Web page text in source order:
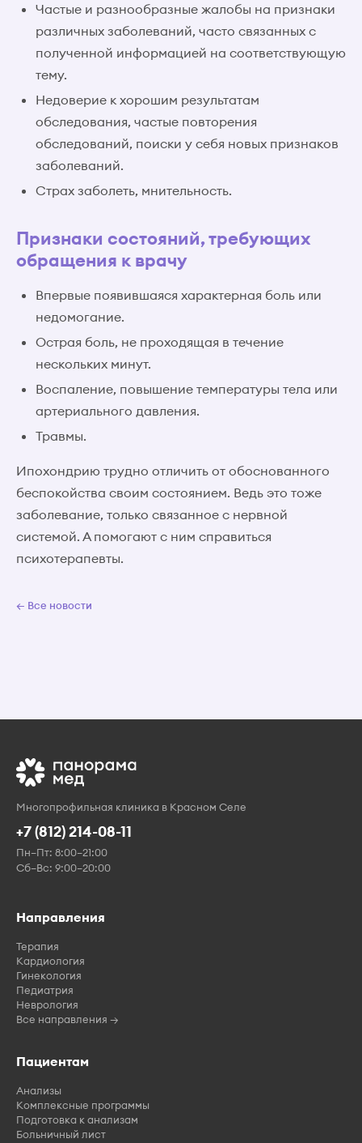
Частые и разнообразные жалобы на признаки
различных заболеваний, часто связанных с
полученной информацией на соответствующую
тему.
Недоверие к хорошим результатам
обследования, частые повторения
обследований, поиски у себя новых признаков
заболеваний.
Страх заболеть, мнительность.
Признаки состояний, требующих
обращения к врачу
Впервые появившаяся характерная боль или
недомогание.
Острая боль, не проходящая в течение
нескольких минут.
Воспаление, повышение температуры тела или
артериального давления.
Травмы.
Ипохондрию трудно отличить от обоснованного
беспокойства своим состоянием. Ведь это тоже
заболевание, только связанное с нервной
системой. А помогают с ним справиться
психотерапевты.
← Все новости
Многопрофильная клиника в Красном Селе
+7 (812) 214-08-11
Пн–Пт: 8:00–21:00
Сб–Вс: 9:00–20:00
Направления
Терапия
Кардиология
Гинекология
Педиатрия
Неврология
Все направления →
Пациентам
Анализы
Комплексные программы
Подготовка к анализам
Больничный лист